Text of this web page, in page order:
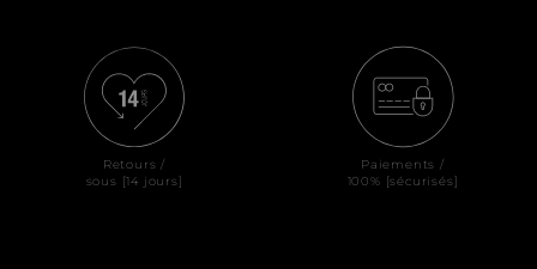
Retours /
sous [14 jours]
Paiements /
100% [sécurisés]